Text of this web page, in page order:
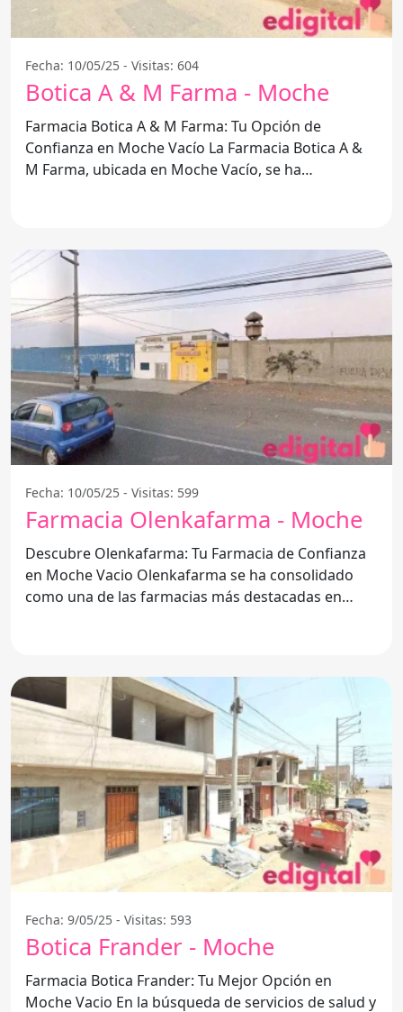
Fecha: 10/05/25 - Visitas: 604
Botica A & M Farma - Moche
Farmacia Botica A & M Farma: Tu Opción de
Confianza en Moche Vacío La Farmacia Botica A &
M Farma, ubicada en Moche Vacío, se ha
Fecha: 10/05/25 - Visitas: 599
Farmacia Olenkafarma - Moche
Descubre Olenkafarma: Tu Farmacia de Confianza
en Moche Vacio Olenkafarma se ha consolidado
como una de las farmacias más destacadas en
Fecha: 9/05/25 - Visitas: 593
Botica Frander - Moche
Farmacia Botica Frander: Tu Mejor Opción en
Moche Vacio En la búsqueda de servicios de salud y